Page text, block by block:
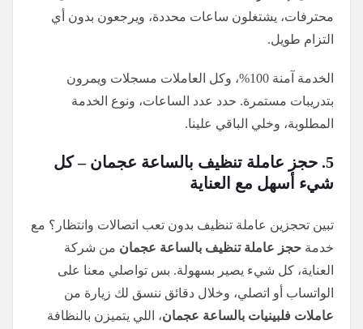
محترفات، يشتغلون ساعات محددة، ويرجعون بدون أي
التزام طويل.
الخدمة آمنة 100%، وكل العاملات مسجلات ويمرون
بتدريبات مستمرة. حدد عدد الساعات، ونوع الخدمة
المطلوبة، وخلي الباقي علينا.
5. حجز عاملة تنظيف بالساعة عجمان – كل
شيء أسهل مع العناية
تبين تحجزين عاملة تنظيف بدون تعب اتصالات وانتظار؟ مع
خدمة حجز عاملة تنظيف بالساعة عجمان من شركة
العناية، كل شيء يصير بسهولة. بس تواصلي معنا على
الواتساب أو اتصلي، وخلال دقائق ننسق لك زيارة من
عاملات فلبينيات بالساعة عجمان، اللي يتميزن بالنظافة